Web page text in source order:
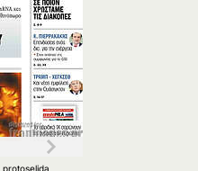
protoselida